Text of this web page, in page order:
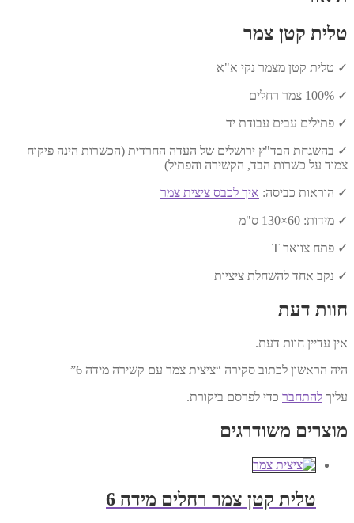
טלית קטן צמר
✓ טלית קטן מצמר נקי א"א
✓ 100% צמר רחלים
✓ פתילים עבים עבודת יד
✓ בהשגחת הבד"ץ ירושלים של העדה החרדית (הכשרות הינה פיקוח
צמוד על כשרות הבד, הקשירה והפתיל)
✓ הוראות כביסה: איך לכבס ציצית צמר
✓ מידות: 60×130 ס"מ
✓ פתח צוואר T
✓ נקב אחד להשחלת ציציות
חוות דעת
אין עדיין חוות דעת.
היה הראשון לכתוב סקירה “ציצית צמר עם קשירה מידה 6”
עליך להתחבר כדי לפרסם ביקורת.
מוצרים משודרגים
טלית קטן צמר רחלים מידה 6